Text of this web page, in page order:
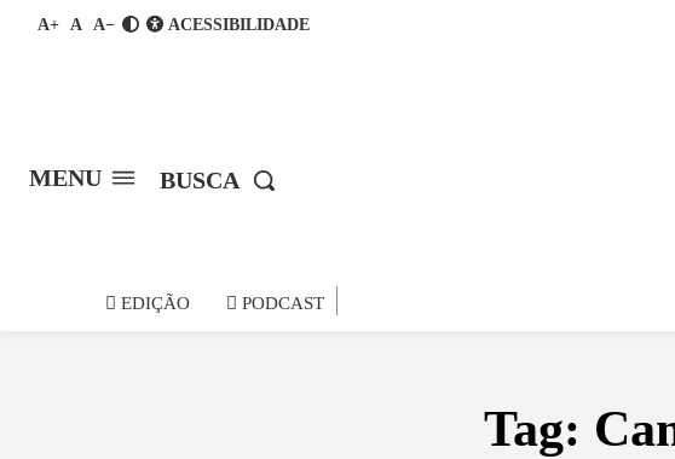
A+ A A− ACESSIBILIDADE
MENU BUSCA
EDIÇÃO PODCAST
Tag: